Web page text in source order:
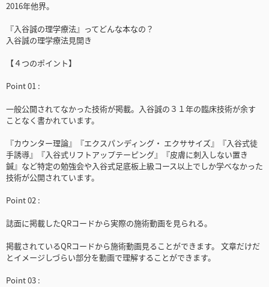
2016年他界。
『入谷誠の理学療法』ってどんな本なの？
入谷誠の理学療法見開き
【４つのポイント】
Point 01 :
一般公開されてなかった技術が掲載。入谷誠の３１年の臨床技術が余す
ことなく書かれています。
『カウンター理論』『エクスパンディング・ エクササイズ』『入谷式徒
手誘導』『入谷式リフトアップテーピング』『皮膚に刺入しない置き
鍼』など特定の勉強会や入谷式足底板上級コース以上でしか学べなかった
技術が公開されています。
Point 02 :
誌面に掲載したQRコードから実際の施術動画を見られる。
掲載されているQRコードから施術動画見ることができます。 文章だけだ
とイメージしづらい部分を動画で理解することができます。
Point 03 :